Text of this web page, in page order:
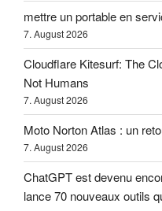
mettre un portable en
7. August 2026
Cloudflare Kitesurf: The
Not Humans
7. August 2026
Moto Norton Atlas : un
7. August 2026
ChatGPT est devenu
lance 70 nouveaux outils